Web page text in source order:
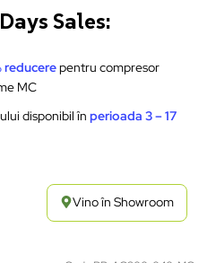
Sales:
reducerepentru compresor
MC
disponibil în perioada 3 – 17
Vino în Showroom